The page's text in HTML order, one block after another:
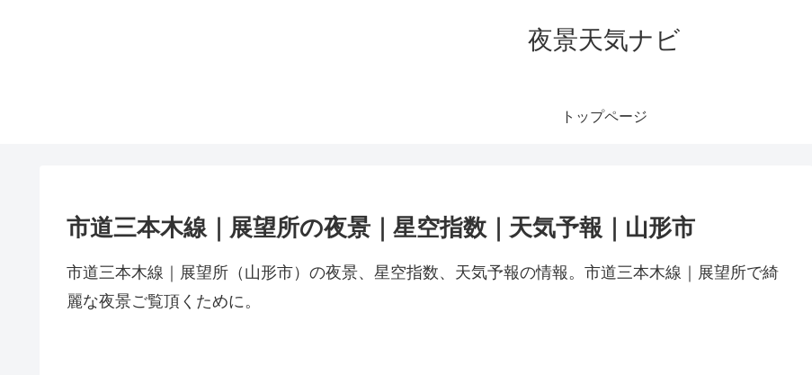
夜景天気ナビ
トップページ
市道三本木線｜展望所の夜景｜星空指数｜天気予報｜山形市
市道三本木線｜展望所（山形市）の夜景、星空指数、天気予報の情報。市道三本木線｜展望所で綺
麗な夜景ご覧頂くために。